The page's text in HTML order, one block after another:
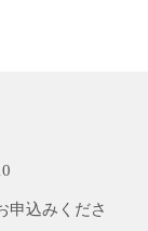
申込みくださ